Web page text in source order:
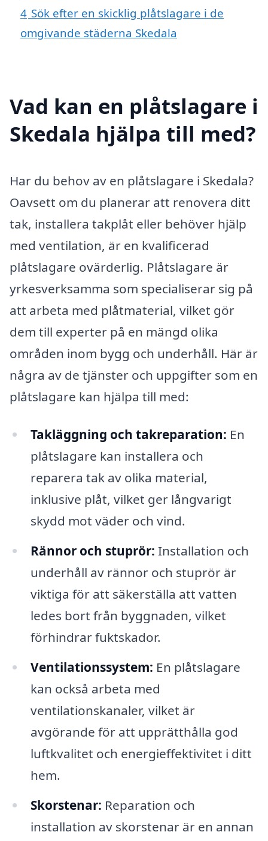
4 Sök efter en skicklig plåtslagare i de
omgivande städerna Skedala
Vad kan en plåtslagare i
Skedala hjälpa till med?
Har du behov av en plåtslagare i Skedala?
Oavsett om du planerar att renovera ditt
tak, installera takplåt eller behöver hjälp
med ventilation, är en kvalificerad
plåtslagare ovärderlig. Plåtslagare är
yrkesverksamma som specialiserar sig på
att arbeta med plåtmaterial, vilket gör
dem till experter på en mängd olika
områden inom bygg och underhåll. Här är
några av de tjänster och uppgifter som en
plåtslagare kan hjälpa till med:
Takläggning och takreparation: En
plåtslagare kan installera och
reparera tak av olika material,
inklusive plåt, vilket ger långvarigt
skydd mot väder och vind.
Rännor och stuprör: Installation och
underhåll av rännor och stuprör är
viktiga för att säkerställa att vatten
ledes bort från byggnaden, vilket
förhindrar fuktskador.
Ventilationssystem: En plåtslagare
kan också arbeta med
ventilationskanaler, vilket är
avgörande för att upprätthålla god
luftkvalitet och energieffektivitet i ditt
hem.
Skorstenar: Reparation och
installation av skorstenar är en annan